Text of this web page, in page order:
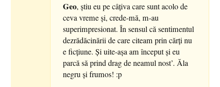
Geo, ştiu eu pe câţiva care sunt acolo de
ceva vreme şi, crede-mă, m-au
superimpresionat. În sensul că sentimentul
dezrădăcinării de care citeam prin cărţi nu
e ficţiune. Şi uite-aşa am început şi eu
parcă să prind drag de neamul nost’. Ăla
negru şi frumos! :p